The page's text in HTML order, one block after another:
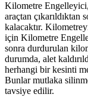
Kilometre
araçtan çıkarıldıktan
kalacaktır.
için Kilometre
sonra durdurulan
durumda, alet
herhangi bir kesinti
Bunlar mutlaka
tavsiye edilir.